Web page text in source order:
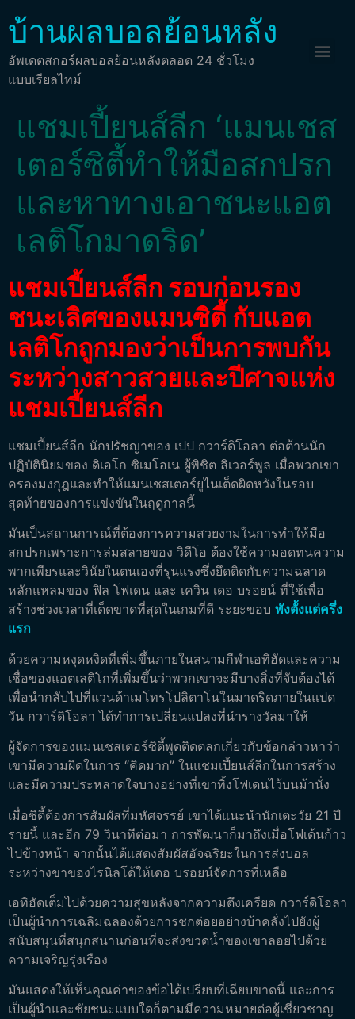
บ้านผลบอลย้อนหลัง
อัพเดตสกอร์ผลบอลย้อนหลังตลอด 24 ชั่วโมง
แบบเรียลไทม์
แชมเปี้ยนส์ลีก ‘แมนเชส
เตอร์ซิตี้ทำให้มือสกปรก
และหาทางเอาชนะแอต
เลติโกมาดริด’
แชมเปี้ยนส์ลีก รอบก่อนรอง
ชนะเลิศของแมนซิตี้ กับแอต
เลติโกถูกมองว่าเป็นการพบกัน
ระหว่างสาวสวยและปีศาจแห่ง
แชมเปี้ยนส์ลีก
แชมเปี้ยนส์ลีก นักปรัชญาของ เปป กวาร์ดิโอลา ต่อต้านนัก
ปฏิบัตินิยมของ ดิเอโก ซิเมโอเน ผู้พิชิต ลิเวอร์พูล เมื่อพวกเขา
ครองมงกุฎและทำให้แมนเชสเตอร์ยูไนเต็ดผิดหวังในรอบ
สุดท้ายของการแข่งขันในฤดูกาลนี้
มันเป็นสถานการณ์ที่ต้องการความสวยงามในการทำให้มือ
สกปรกเพราะการล่มสลายของ วิดีโอ ต้องใช้ความอดทนความ
พากเพียรและวินัยในตนเองที่รุนแรงซึ่งยึดติดกับความฉลาด
หลักแหลมของ ฟิล โฟเดน และ เควิน เดอ บรอยน์ ที่ใช้เพื่อ
สร้างช่วงเวลาที่เด็ดขาดที่สุดในเกมที่ดี ระยะขอบ พังตั้งแต่ครึ่ง
แรก
ด้วยความหงุดหงิดที่เพิ่มขึ้นภายในสนามกีฬาเอทิฮัดและความ
เชื่อของแอตเลติโกที่เพิ่มขึ้นว่าพวกเขาจะมีบางสิ่งที่จับต้องได้
เพื่อนำกลับไปที่แวนด้าเมโทรโปลิตาโนในมาดริดภายในแปด
วัน กวาร์ดิโอลา ได้ทำการเปลี่ยนแปลงที่นำรางวัลมาให้
ผู้จัดการของแมนเชสเตอร์ซิตี้พูดติดตลกเกี่ยวกับข้อกล่าวหาว่า
เขามีความผิดในการ “คิดมาก” ในแชมเปี้ยนส์ลีกในการสร้าง
และมีความประหลาดใจบางอย่างที่เขาทิ้งโฟเดนไว้บนม้านั่ง
เมื่อซิตี้ต้องการสัมผัสที่มหัศจรรย์ เขาได้แนะนำนักเตะวัย 21 ปี
รายนี้ และอีก 79 วินาทีต่อมา การพัฒนาก็มาถึงเมื่อโฟเด้นก้าว
ไปข้างหน้า จากนั้นได้แสดงสัมผัสอัจฉริยะในการส่งบอล
ระหว่างขาของไรนิลโด้ให้เดอ บรอยน์จัดการที่เหลือ
เอทิฮัดเต็มไปด้วยความสุขหลังจากความตึงเครียด กวาร์ดิโอลา
เป็นผู้นำการเฉลิมฉลองด้วยการชกต่อยอย่างบ้าคลั่งไปยังผู้
สนับสนุนที่สนุกสนานก่อนที่จะส่งขวดน้ำของเขาลอยไปด้วย
ความเจริญรุ่งเรือง
มันแสดงให้เห็นคุณค่าของข้อได้เปรียบที่เฉียบขาดนี้ และการ
เป็นผู้นำและชัยชนะแบบใดก็ตามมีความหมายต่อผู้เชี่ยวชาญ